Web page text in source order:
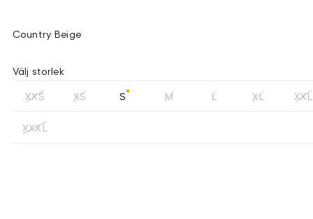
Country Beige
Välj storlek
XXS XS S M L XL XXL
XXXL